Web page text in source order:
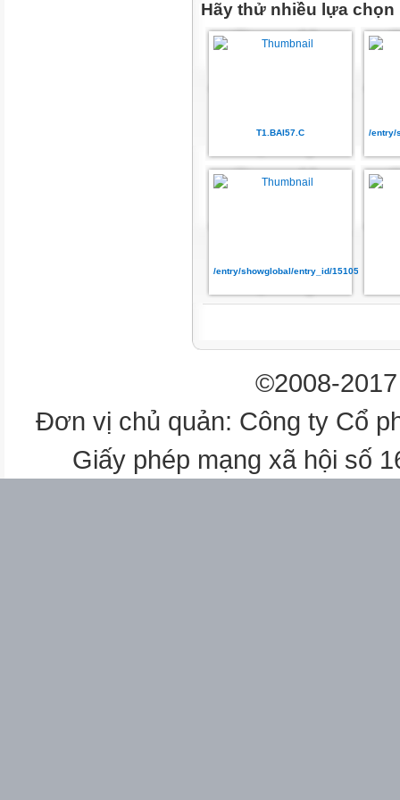
9
om
?
3
20
?
Hãy thử nhiều lựa chọn
T1.BAI57.C /entry/
/entry/showglobal/entry_id/15105065
©2008-
Đơn vị chủ quản: Công ty Cổ
Giấy phép mạng xã hội số